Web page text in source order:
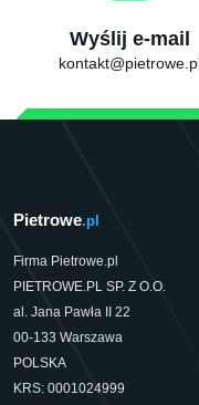
Wyślij e-mail
kontakt@pietrowe.pl
Pietrowe.pl
Firma Pietrowe.pl
PIETROWE.PL SP. Z O.O.
al. Jana Pawła II 22
00-133 Warszawa
POLSKA
KRS: 0001024999